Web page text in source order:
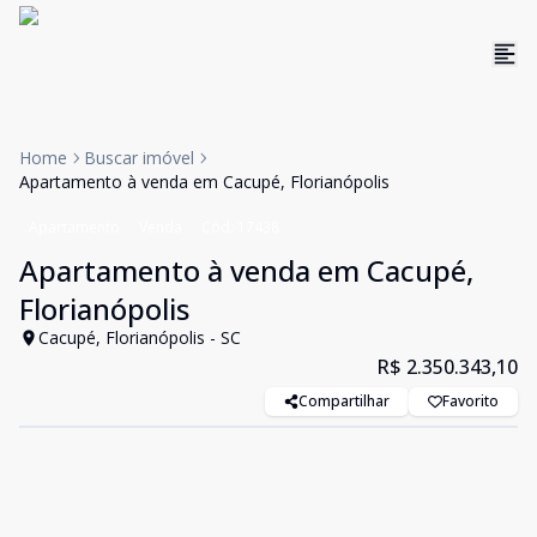
Home
Buscar imóvel
Apartamento à venda em Cacupé, Florianópolis
Apartamento à venda em Cacupé,
Florianópolis
Cacupé, Florianópolis - SC
R$ 2.350.343,10
Compartilhar Favorito